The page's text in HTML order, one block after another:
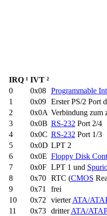
IRQ ¹ IVT ²
0
0x08
Programmable
1
0x09
Erster PS/2 Port
2
0x0A Verbindung zum
3
0x0B RS-232 Port 2/4
4
0x0C RS-232 Port 1/3
5
0x0D LPT 2
6
0x0E Floppy Disk
7
0x0F LPT 1 und
8
0x70 RTC (CMOS
9
0x71
frei
10
0x72 vierterATA/
11
0x73 dritterATA/